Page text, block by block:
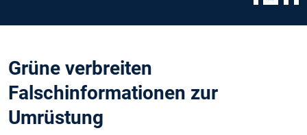
Grüne verbreiten
Falschinformationen zur
Umrüstung